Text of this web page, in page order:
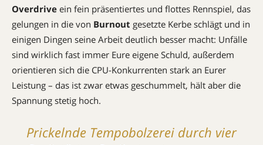
Overdrive ein fein präsentiertes und flottes Rennspiel, das
gelungen in die von Burnout gesetzte Kerbe schlägt und in
einigen Dingen seine Arbeit deutlich besser macht: Unfälle
sind wirklich fast immer Eure eigene Schuld, außerdem
orientieren sich die CPU-Kon­kurrenten stark an Eurer
Leistung – das ist zwar etwas geschummelt, hält aber die
Spannung stetig hoch.
Prickelnde Tempo­bol­zerei durch vier